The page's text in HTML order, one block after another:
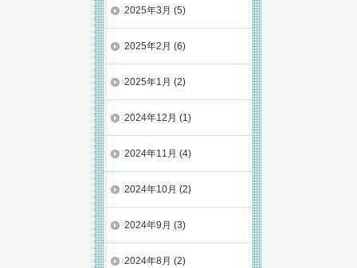
2025年3月 (5)
2025年2月 (6)
2025年1月 (2)
2024年12月 (1)
2024年11月 (4)
2024年10月 (2)
2024年9月 (3)
2024年8月 (2)